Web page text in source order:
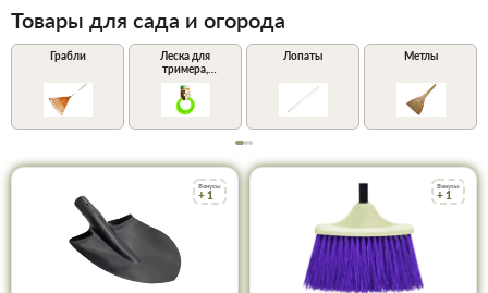
Товары для сада и огорода
Грабли
Леска для
тримера,
Лопаты Метлы
Бонусы
+ 1
Бонусы
+ 1